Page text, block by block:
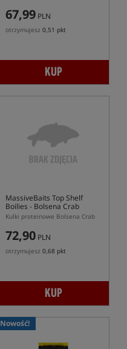
67,99 PLN
otrzymujesz 0,51 pkt
KUP
MassiveBaits Top Shelf
Boilies - Bolsena Crab
Kulki proteinowe Bolsena Crab
72,90 PLN
otrzymujesz 0,68 pkt
KUP
Nowość!